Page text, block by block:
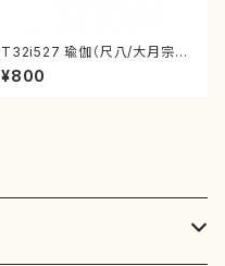
T32i527 瑜伽（尺八/大月宗明/
楽譜）都山流公刊楽譜曲番:223
6
¥800